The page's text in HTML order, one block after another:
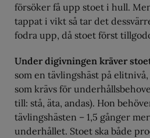
försöker få upp stoet i hull.
tappat i vikt så tar det
fodra upp, då stoet först
Under digivningen kräver
som en tävlingshäst på
som krävs för
till: stå, äta, andas). Hon
tävlingshästen – 1,5 gånger
underhållet. Stoet ska både